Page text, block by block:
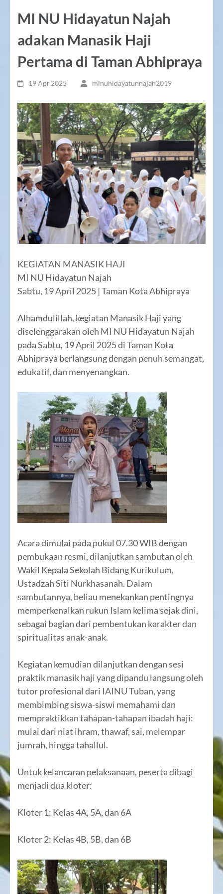
MI NU Hidayatun Najah
adakan Manasik Haji
Pertama di Taman Abhipraya
19 Apr,2025 minuhidayatunnajah2019
KEGIATAN MANASIK HAJI
MI NU Hidayatun Najah
Sabtu, 19 April 2025 | Taman Kota Abhipraya
Alhamdulillah, kegiatan Manasik Haji yang
diselenggarakan oleh MI NU Hidayatun Najah
pada Sabtu, 19 April 2025 di Taman Kota
Abhipraya berlangsung dengan penuh semangat,
edukatif, dan menyenangkan.
Acara dimulai pada pukul 07.30 WIB dengan
pembukaan resmi, dilanjutkan sambutan oleh
Wakil Kepala Sekolah Bidang Kurikulum,
Ustadzah Siti Nurkhasanah. Dalam
sambutannya, beliau menekankan pentingnya
memperkenalkan rukun Islam kelima sejak dini,
sebagai bagian dari pembentukan karakter dan
spiritualitas anak-anak.
Kegiatan kemudian dilanjutkan dengan sesi
praktik manasik haji yang dipandu langsung oleh
tutor profesional dari IAINU Tuban, yang
membimbing siswa-siswi memahami dan
mempraktikkan tahapan-tahapan ibadah haji:
mulai dari niat ihram, thawaf, sai, melempar
jumrah, hingga tahallul.
Untuk kelancaran pelaksanaan, peserta dibagi
menjadi dua kloter:
Kloter 1: Kelas 4A, 5A, dan 6A
Kloter 2: Kelas 4B, 5B, dan 6B